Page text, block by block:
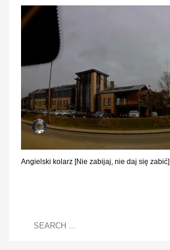
Angielski kolarz [Nie zabijaj, nie daj się zabić]